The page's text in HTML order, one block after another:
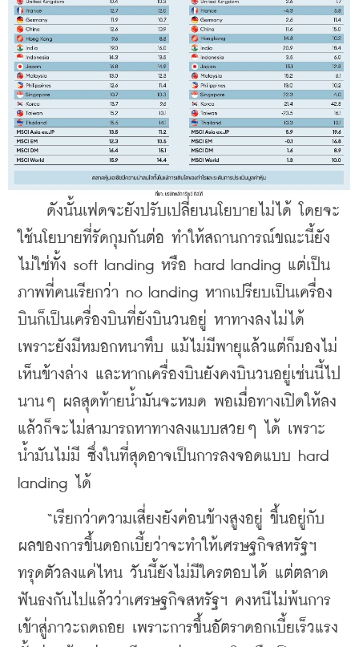
ดังนั้นเฟดจะยังปรับเปลี่ยนนโยบายไม่ได้ โดยจะ
ใช้นโยบายที่รัดกุมกันต่อ ทำให้สถานการณ์ขณะนี้ยัง
ไม่ใช่ทั้ง soft landing หรือ hard landing แต่เป็น
ภาพที่คนเรียกว่า no landing หากเปรียบเป็นเครื่อง
บินก็เป็นเครื่องบินที่ยังบินวนอยู่ หาทางลงไม่ได้
เพราะยังมีหมอกหนาทึบ แม้ไม่มีพายุแล้วแต่ก็มองไม่
เห็นข้างล่าง และหากเครื่องบินยังคงบินวนอยู่เช่นนี้ไป
นานๆ ผลสุดท้ายน้ำมันจะหมด พอเมื่อทางเปิดให้ลง
แล้วก็จะไม่สามารถหาทางลงแบบสวยๆ ได้ เพราะ
น้ำมันไม่มี ซึ่งในที่สุดอาจเป็นการลงจอดแบบ hard
landing ได้
“เรียกว่าความเสี่ยงยังค่อนข้างสูงอยู่ ขึ้นอยู่กับ
ผลของการขึ้นดอกเบี้ยว่าจะทำให้เศรษฐกิจสหรัฐฯ
ทรุดตัวลงแค่ไหน วันนี้ยังไม่มีใครตอบได้ แต่ตลาด
ฟันธงกันไปแล้วว่าเศรษฐกิจสหรัฐฯ คงหนีไม่พ้นการ
เข้าสู่ภาวะถดถอย เพราะการขึ้นอัตราดอกเบี้ยเร็วแรง